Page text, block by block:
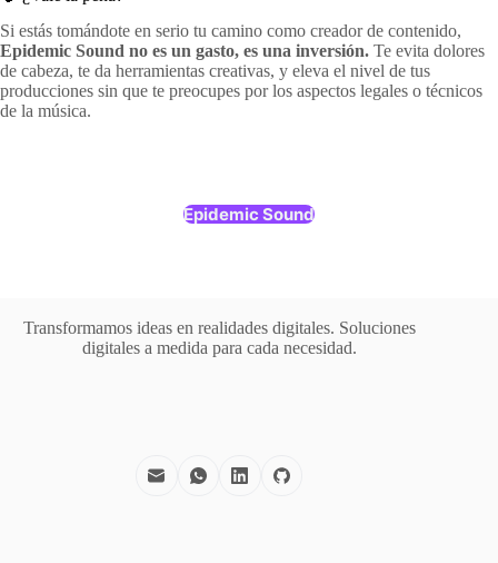
Si estás tomándote en serio tu camino como creador de contenido,
Epidemic Sound no es un gasto, es una inversión. Te evita dolores
de cabeza, te da herramientas creativas, y eleva el nivel de tus
producciones sin que te preocupes por los aspectos legales o técnicos
de la música.
Epidemic Sound
Transformamos ideas en realidades digitales. Soluciones
digitales a medida para cada necesidad.